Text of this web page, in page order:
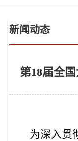
新闻动态
第18届全
为深入贯